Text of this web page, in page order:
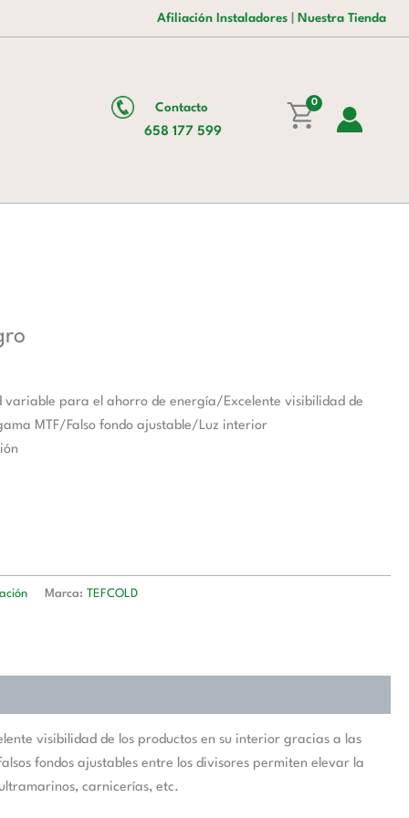
Afiliación Instaladores Nuestra Tienda
Contacto
658 177 599
0
para el ahorro de energía/Excelente visibilidad de
MTF/Falso fondo ajustable/Luz interior
Marca: TEFCOLD
visibilidad de los productos en su interior gracias a las
fondos ajustables entre los divisores permiten elevar la
carnicerías, etc.
4.150,00 €.2.892,00 €.
Bitemperatura
Color